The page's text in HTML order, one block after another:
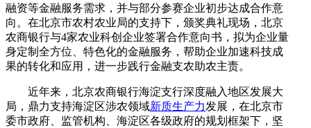
融资等金融服务需求，并与部分参赛企业初步达成合作意
向。在北京市农村农业局的支持下，颁奖典礼现场，北京
农商银行与4家农业科创企业签署合作意向书，拟为企业量
身定制全方位、特色化的金融服务，帮助企业加速科技成
果的转化和应用，进一步践行金融支农助农主责。
近年来，北京农商银行海淀支行深度融入地区发展大
局，鼎力支持海淀区涉农领域新质生产力发展，在北京市
委市政府、监管机构、海淀区各级政府的规划框架下，坚